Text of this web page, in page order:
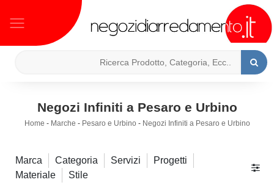
Negozi Infiniti a Pesaro e Urbino
Home - Marche - Pesaro e Urbino - Negozi Infiniti a Pesaro e Urbino
Marca Categoria Servizi
Progetti
Materiale
Stile